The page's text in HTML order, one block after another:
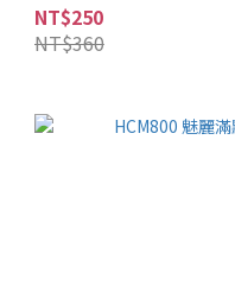
NT$250
NT$360